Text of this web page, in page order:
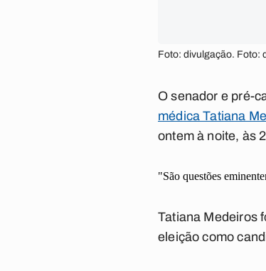
Foto: divulgação. Foto:
O senador e pré-
médica Tatiana
ontem à noite, às
"São questões
Tatiana Medeiros
eleição como